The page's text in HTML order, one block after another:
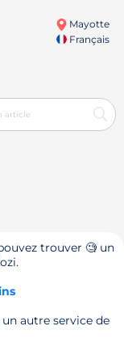
Mayotte
Français
trouver 🧐 un
autre service de